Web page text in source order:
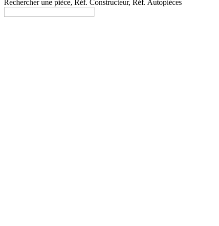
Rechercher une pièce, Réf. Constructeur, Réf. Autopièces